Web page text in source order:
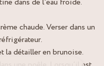
chaude. Verser dans un
la détailler en brunoise.